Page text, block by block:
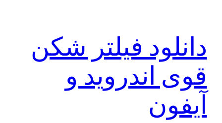
دانلود فیلتر شکن
قوی اندروید و
آیفون